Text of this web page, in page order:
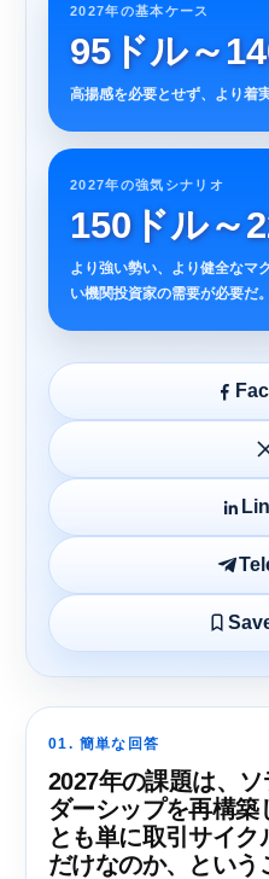
2027年の基本ケース
95ドル～
高揚感を必要とせず、より着
2027年の強気シナリオ
150ドル～
より強い勢い、より健全なマ
い機関投資家の需要が必要だ。
01. 簡単な回答
2027年の課題は、
ダーシップを再構
とも単に取引サイ
だけなのか、という